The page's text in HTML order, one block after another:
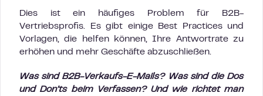
Dies ist ein häufiges Problem für B2B-
Vertriebsprofis. Es gibt einige Best Practices und
Vorlagen, die helfen können, Ihre Antwortrate zu
erhöhen und mehr Geschäfte abzuschließen.
Was sind B2B-Verkaufs-E-Mails? Was sind die Dos
und Don’ts beim Verfassen? Und wie richtet man